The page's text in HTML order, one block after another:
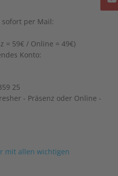
sofort per Mail:
= 59€ / Online = 49€)
Konto:
25
- Präsenz oder Online -
mit allen wichtigen